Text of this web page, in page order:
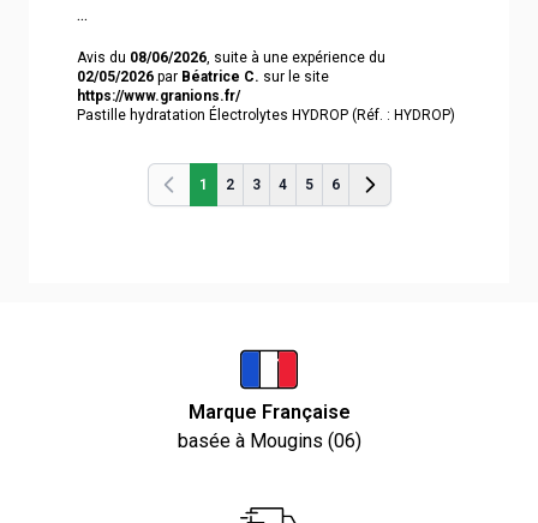
...
Avis du 08/06/2026 , suite à une expérience du
02/05/2026 par Béatrice C. sur le site
https://www.granions.fr/
Pastille hydratation Électrolytes HYDROP (Réf. : HYDROP)
Précédent
1 2 3 4 5 6
Précédent
Marque Française
basée à Mougins (06)